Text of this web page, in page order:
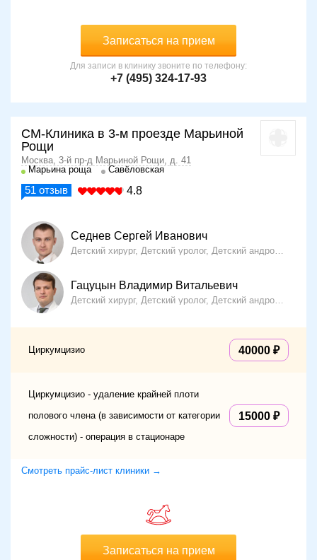
Записаться на прием
Для записи в клинику звоните по телефону:
+7 (495) 324-17-93
СМ-Клиника в 3-м проезде Марьиной
Рощи
Москва, 3-й пр-д Марьиной Рощи, д. 41
Марьина роща
Савёловская
51 отзыв 4.8
Седнев Сергей Иванович
Детский хирург, Детский уролог, Детский андролог, Детский проктолог
Гацуцын Владимир Витальевич
Детский хирург, Детский уролог, Детский андролог
Циркумцизио 40000
Циркумцизио - удаление крайней плоти
полового члена (в зависимости от категории
сложности) - операция в стационаре
15000
Смотреть прайс-лист клиники →
Записаться на прием